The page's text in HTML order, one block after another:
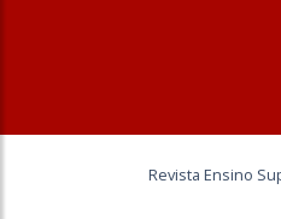
Revista Ensino